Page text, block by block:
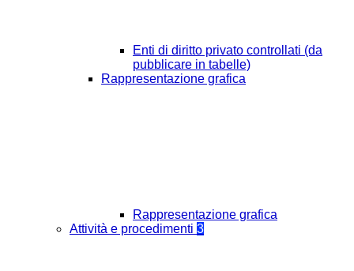
Enti di diritto privato controllati (da
pubblicare in tabelle)
Rappresentazione grafica
Rappresentazione grafica
Attività e procedimenti 3